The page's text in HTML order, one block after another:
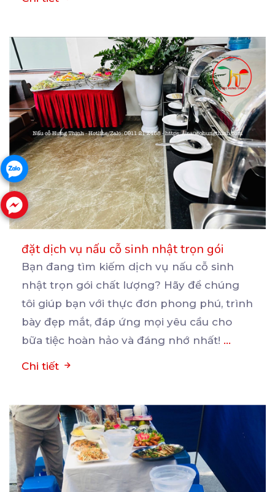
đặt dịch vụ nấu cỗ sinh nhật trọn gói
Bạn đang tìm kiếm dịch vụ nấu cỗ sinh
nhật trọn gói chất lượng? Hãy để chúng
tôi giúp bạn với thực đơn phong phú, trình
bày đẹp mắt, đáp ứng mọi yêu cầu cho
bữa tiệc hoàn hảo và đáng nhớ nhất! ...
Chi tiết